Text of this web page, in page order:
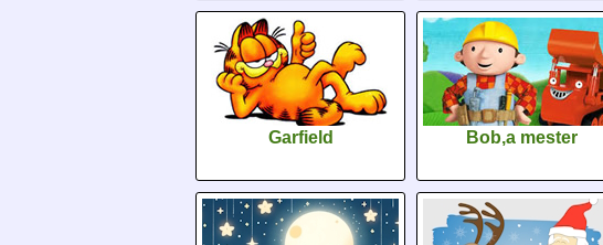
Garfield Bob,a mester